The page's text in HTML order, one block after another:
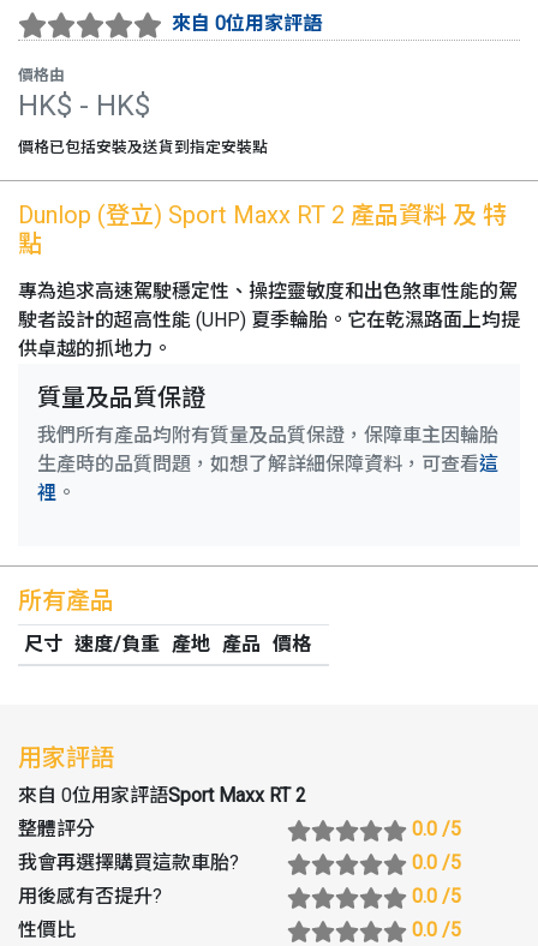
來自 0位用家評語
價格由
HK$ - HK$
價格已包括安裝及送貨到指定安裝點
Dunlop (登立) Sport Maxx RT 2 產品資料 及 特
點
專為追求高速駕駛穩定性、操控靈敏度和出色煞車性能的駕
駛者設計的超高性能 (UHP) 夏季輪胎。它在乾濕路面上均提
供卓越的抓地力。
質量及品質保證
我們所有產品均附有質量及品質保證，保障車主因輪胎
生產時的品質問題，如想了解詳細保障資料，可查看這
裡 。
所有產品
尺寸 速度/負重 產地 產品 價格
用家評語
來自 0位用家評語Sport Maxx RT 2
整體評分
0.0 /5
我會再選擇購買這款車胎? 0.0 /5
用後感有否提升? 0.0 /5
性價比
0.0 /5